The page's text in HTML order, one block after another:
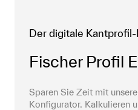
Der digitale
Fischer Profil
Sparen Sie Zeit mit
Konfigurator. Kalkulieren